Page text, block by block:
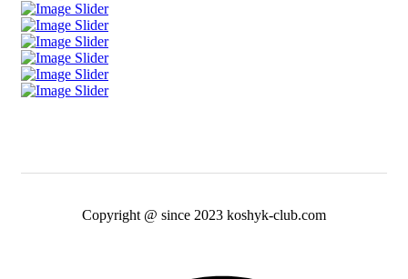
Copyright @ since 2023 koshyk-club.com